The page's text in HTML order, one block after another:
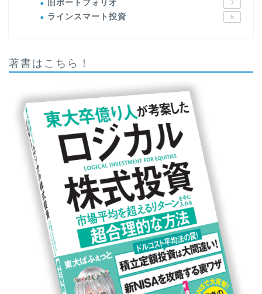
旧ポートフォリオ 7
ラインスマート投資 5
著書はこちら！